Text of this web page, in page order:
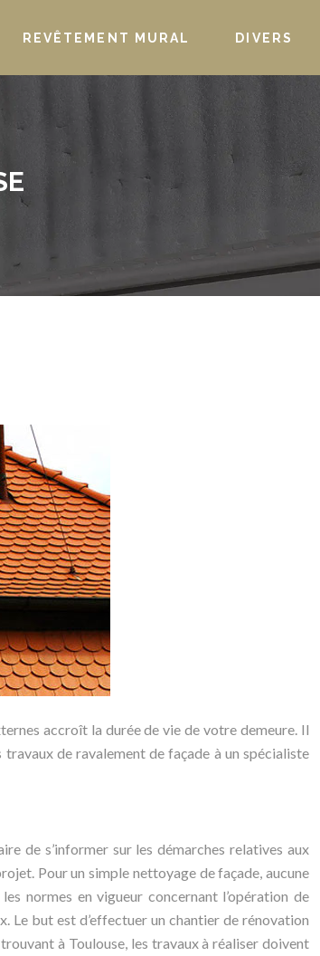
REVÊTEMENT MURAL DIVERS
accroît la durée de vie de votre demeure. Il
de ravalement de façade à un spécialiste
de s’informer sur les démarches relatives aux
Pour un simple nettoyage de façade, aucune
normes en vigueur concernant l’opération de
Le but est d’effectuer un chantier de rénovation
à Toulouse, les travaux à réaliser doivent